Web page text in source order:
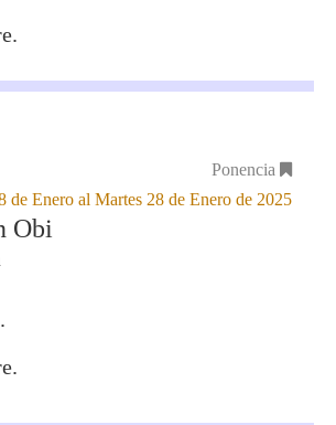
Ponencia
de Enero al Martes 28 de Enero de 2025
Obi